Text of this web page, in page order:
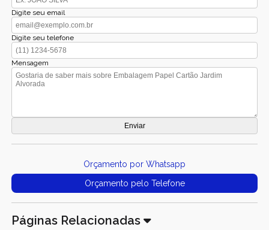
Digite seu email
Digite seu telefone
Mensagem
Orçamento por Whatsapp
Orçamento pelo Telefone
Páginas Relacionadas